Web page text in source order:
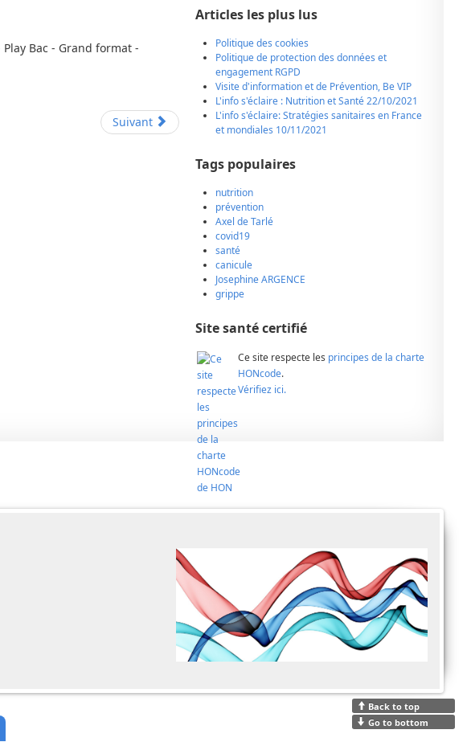
Suivant
Articles les plus lus
Politique des cookies
Politique de protection des données et
engagement RGPD
Visite d'information et de Prévention, Be VIP
L'info s'éclaire : Nutrition et Santé 22/10/2021
L'info s'éclaire: Stratégies sanitaires en France
et mondiales 10/11/2021
Tags populaires
nutrition
prévention
Axel de Tarlé
covid19
santé
canicule
Josephine ARGENCE
grippe
Site santé certifié
Ce site respecte les principes de la charte
HONcode.
Vérifiez ici.
Back to top
Go to bottom